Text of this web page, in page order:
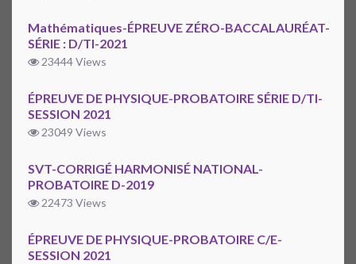
Mathématiques-ÉPREUVE ZÉRO-BACCALAURÉAT-
SÉRIE : D/TI-2021
23444 Views
ÉPREUVE DE PHYSIQUE-PROBATOIRE SÉRIE D/TI-
SESSION 2021
23049 Views
SVT-CORRIGÉ HARMONISÉ NATIONAL-
PROBATOIRE D-2019
22473 Views
ÉPREUVE DE PHYSIQUE-PROBATOIRE C/E-
SESSION 2021